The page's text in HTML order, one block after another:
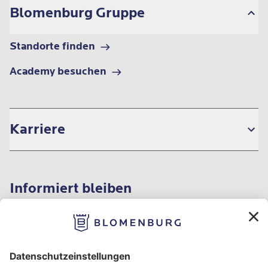
Blomenburg Gruppe
Standorte finden
Academy besuchen
Karriere
Informiert bleiben